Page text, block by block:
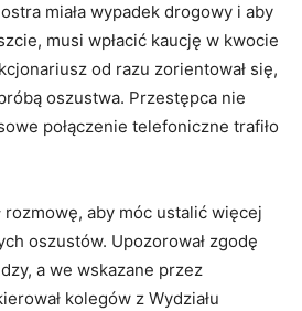
miała wypadek drogowy i aby
musi wpłacić kaucję w kwocie
od razu zorientował się,
oszustwa. Przestępca nie
połączenie telefoniczne trafiło
rozmowę, aby móc ustalić więcej
oszustów. Upozorował zgodę
a we wskazane przez
kolegów z Wydziału